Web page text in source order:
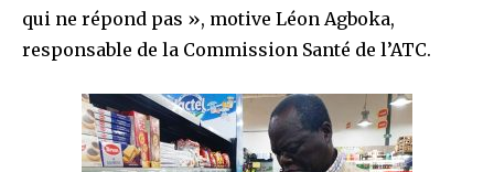
qui ne répond pas », motive Léon Agboka,
responsable de la Commission Santé de l’ATC.